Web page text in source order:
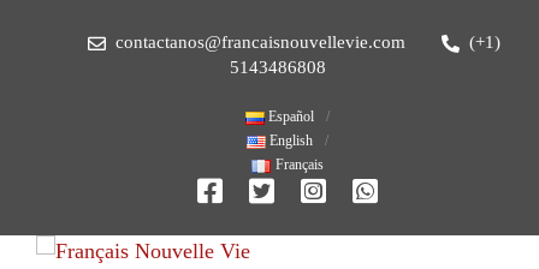
contactanos@francaisnouvellevie.com
(+1)
5143486808
Español
English
Français